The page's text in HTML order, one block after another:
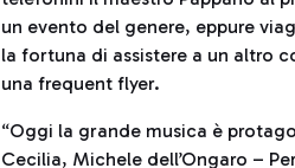
un evento del genere, eppure
la fortuna di assistere a un altro
una frequent flyer.
“Oggi la grande musica è
Cecilia, Michele dell’Ongaro –